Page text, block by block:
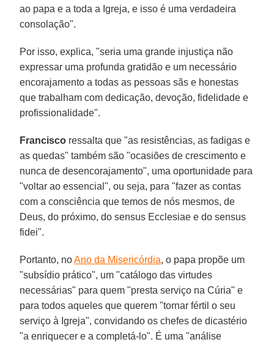
ao papa e a toda a Igreja, e isso é uma verdadeira
consolação".
Por isso, explica, "seria uma grande injustiça não
expressar uma profunda gratidão e um necessário
encorajamento a todas as pessoas sãs e honestas
que trabalham com dedicação, devoção, fidelidade e
profissionalidade".
Francisco ressalta que "as resistências, as fadigas e
as quedas" também são "ocasiões de crescimento e
nunca de desencorajamento", uma oportunidade para
"voltar ao essencial", ou seja, para "fazer as contas
com a consciência que temos de nós mesmos, de
Deus, do próximo, do sensus Ecclesiae e do sensus
fidei".
Portanto, noAno da Misericórdia, o papa propõe um
"subsídio prático", um "catálogo das virtudes
necessárias" para quem "presta serviço na Cúria" e
para todos aqueles que querem "tornar fértil o seu
serviço à Igreja", convidando os chefes de dicastério
"a enriquecer e a completá-lo". É uma ''análise